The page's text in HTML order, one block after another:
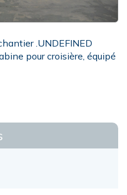
.UNDEFINED
pour croisière, équipé